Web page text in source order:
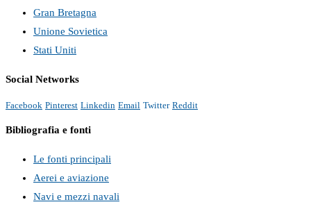
Gran Bretagna
Unione Sovietica
Stati Uniti
Social Networks
Facebook Pinterest Linkedin Email Twitter Reddit
Bibliografia e fonti
Le fonti principali
Aerei e aviazione
Navi e mezzi navali